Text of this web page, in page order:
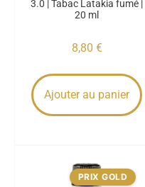
3.0 | Tabac Latakia fumé |
20 ml
8,80 €
Ajouter au panier
PRIX GOLD